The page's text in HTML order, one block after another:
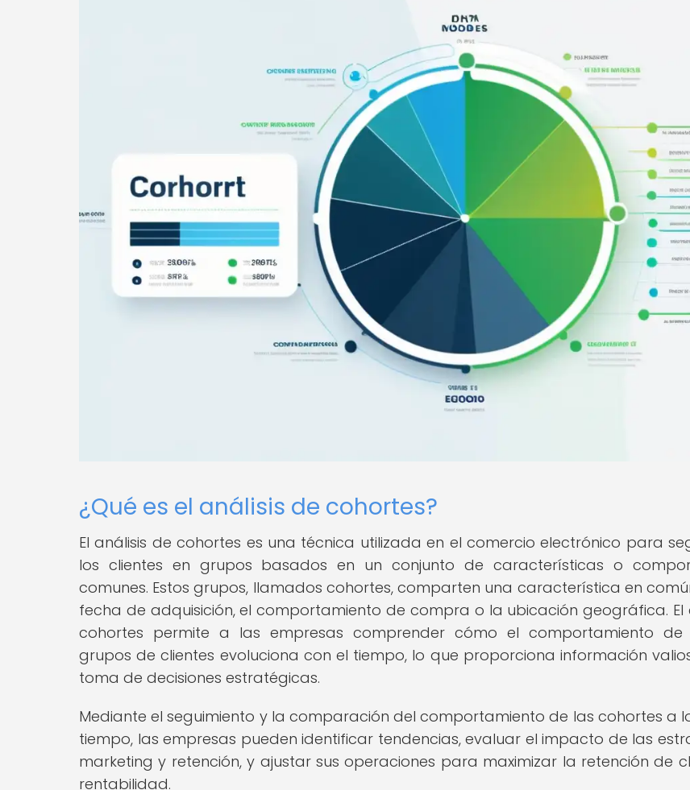
¿Qué es el análisis de cohortes?
El análisis de cohortes es una técnica utilizada en el comercio electrónico para
los clientes en grupos basados en un conjunto de características o
comunes. Estos grupos, llamados cohortes, comparten una característica en
fecha de adquisición, el comportamiento de compra o la ubicación geográfica. El
cohortes permite a las empresas comprender cómo el comportamiento de
grupos de clientes evoluciona con el tiempo, lo que proporciona información
toma de decisiones estratégicas.
Mediante el seguimiento y la comparación del comportamiento de las cohortes a
tiempo, las empresas pueden identificar tendencias, evaluar el impacto de las
marketing y retención, y ajustar sus operaciones para maximizar la retención de
rentabilidad.